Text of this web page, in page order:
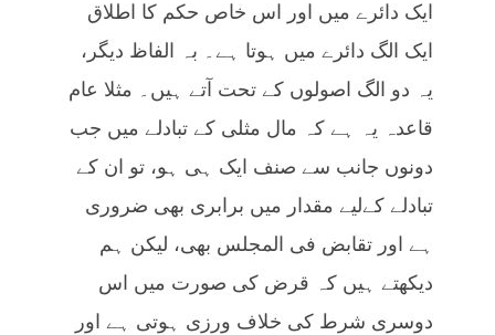
ایک دائرے میں اور اس خاص حکم کا اطلاق
ایک الگ دائرے میں ہوتا ہے۔ بہ الفاظ دیگر،
یہ دو الگ اصولوں کے تحت آتے ہیں۔ مثلا عام
قاعدہ یہ ہے کہ مال مثلی کے تبادلے میں جب
دونوں جانب سے صنف ایک ہی ہو، تو ان کے
تبادلے کےلیے مقدار میں برابری بھی ضروری
ہے اور تقابض فی المجلس بھی، لیکن ہم
دیکھتے ہیں کہ قرض کی صورت میں اس
دوسری شرط کی خلاف ورزی ہوتی ہے اور